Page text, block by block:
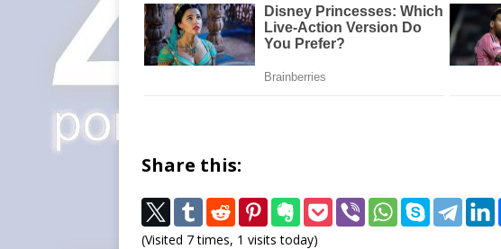
Share this:
(Visited 7 times, 1 visits today)